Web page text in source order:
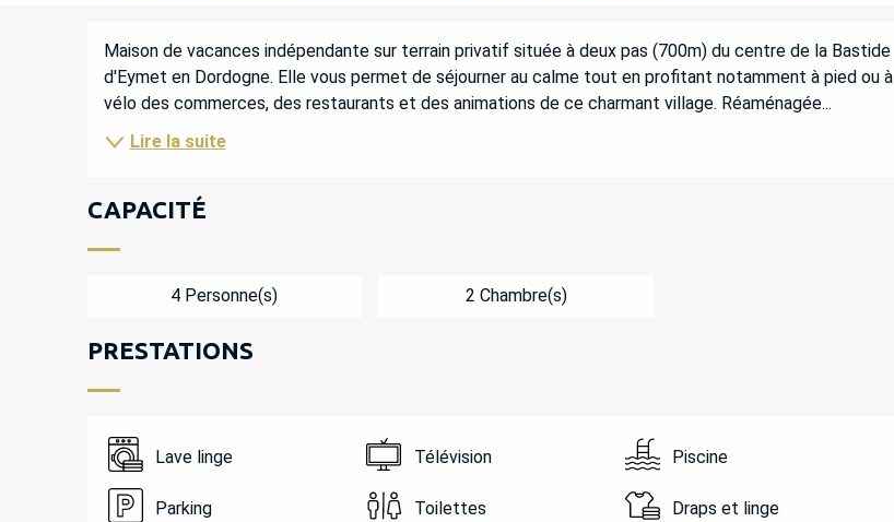
DESCRIPTION
Maison de vacances indépendante sur terrain privatif située à deux pas (700m) du centre de la Bastide
d'Eymet en Dordogne. Elle vous permet de séjourner au calme tout en profitant notamment à pied ou à
vélo des commerces, des restaurants et des animations de ce charmant village. Réaménagée...
Lire la suite
CAPACITÉ
4 Personne(s) 2 Chambre(s)
PRESTATIONS
Lave linge Télévision Piscine
Parking Toilettes Draps et linge